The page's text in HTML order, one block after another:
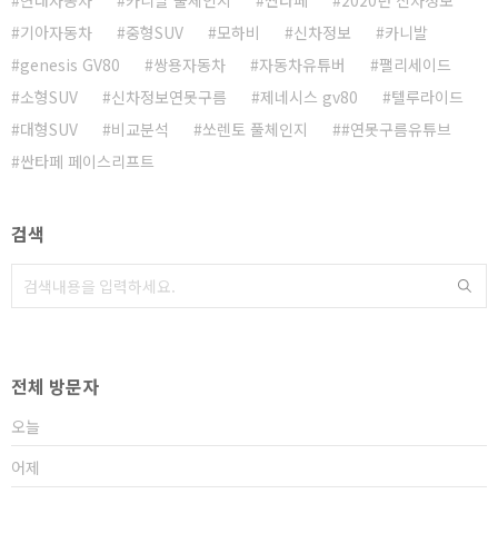
기아자동차
중형SUV 모하비 신차정보
카니발
genesis GV80
쌍용자동차 자동차유튜버
팰리세이드
소형SUV
신차정보연못구름 제네시스 gv80
텔루라이드
대형SUV
비교분석 쏘렌토 풀체인지
#연못구름유튜브
싼타페 페이스리프트
검색
전체 방문자
오늘
어제